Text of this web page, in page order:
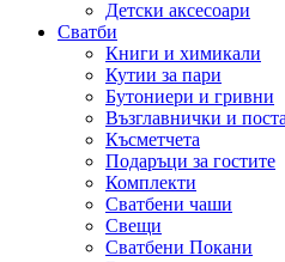
Детски аксесоари
Сватби
Книги и химикали
Кутии за пари
Бутониери и гривни
Възглавнички и
Късметчета
Подаръци за гостите
Комплекти
Сватбени чаши
Свещи
Сватбени Покани